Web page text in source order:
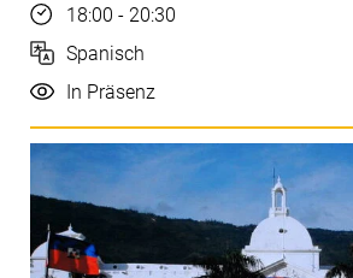
Uhrzeit
18:00 - 20:30
Sprache
Spanisch
Durchführung
In Präsenz